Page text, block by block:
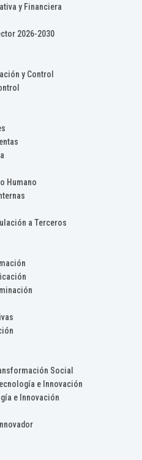
y Financiera
2026-2030
y Control
Humano
a Terceros
Social
e Innovación
e Innovación